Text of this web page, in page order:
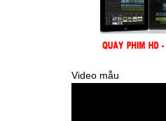
Video mẫu